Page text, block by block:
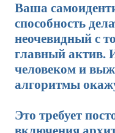
Ваша
способность
неочевидный с
главный актив.
человеком и
алгоритмы
Это требует